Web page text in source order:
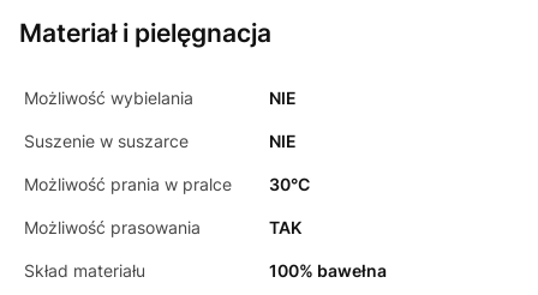
Materiał i pielęgnacja
Możliwość wybielania NIE
Suszenie w suszarce NIE
Możliwość prania w pralce 30°C
Możliwość prasowania TAK
Skład materiału 100% bawełna